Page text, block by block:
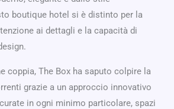
boutique hotel si è distinto per la
ai dettagli e la capacità di
coppia, The Box ha saputo colpire la
grazie a un approccio innovativo
in ogni minimo particolare, spazi